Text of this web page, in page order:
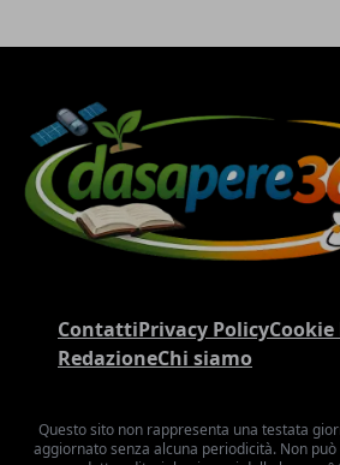
ContattiPrivacy Policy
RedazioneChi siamo
Questo sito non rappresenta una testata
aggiornato senza alcuna periodicità. Non